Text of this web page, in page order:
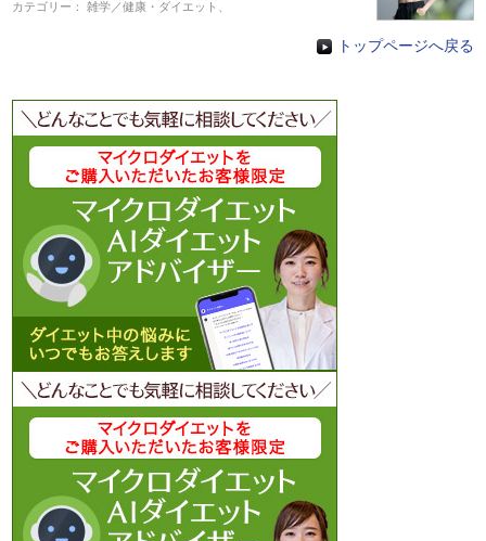
カテゴリー：雑学／健康・ダイエット
トップページへ戻る